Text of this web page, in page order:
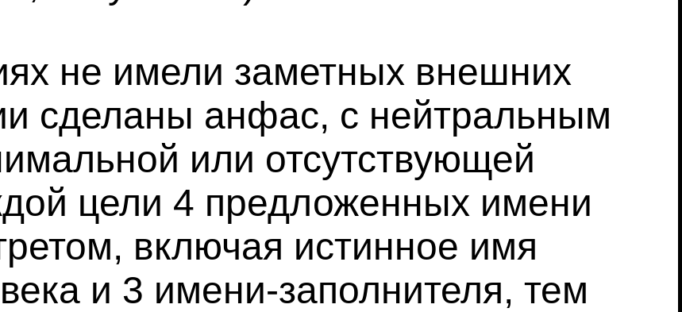
не имели заметных внешних
сделаны анфас, с нейтральным
или отсутствующей
цели 4 предложенных имени
включая истинное имя
и 3 имени-заполнителя, тем